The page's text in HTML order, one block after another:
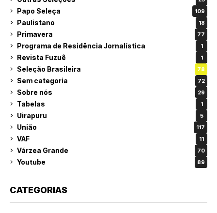
Papo Seleça 109
Paulistano 18
Primavera 77
Programa de Residência Jornalística 1
Revista Fuzuê 1
Seleção Brasileira 78
Sem categoria 72
Sobre nós 29
Tabelas 1
Uirapuru 5
União 117
VAF 11
Várzea Grande 70
Youtube 89
CATEGORIAS